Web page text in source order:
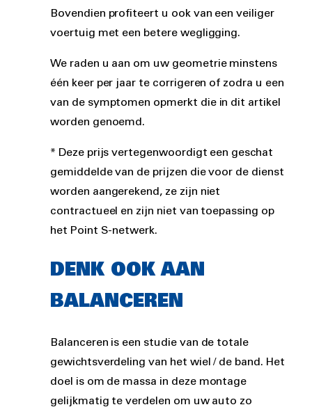
Bovendien profiteert u ook van een veiliger
voertuig met een betere wegligging.
We raden u aan om uw geometrie minstens
één keer per jaar te corrigeren of zodra u een
van de symptomen opmerkt die in dit artikel
worden genoemd.
* Deze prijs vertegenwoordigt een geschat
gemiddelde van de prijzen die voor de dienst
worden aangerekend, ze zijn niet
contractueel en zijn niet van toepassing op
het Point S-netwerk.
DENK OOK AAN
BALANCEREN
Balanceren is een studie van de totale
gewichtsverdeling van het wiel / de band. Het
doel is om de massa in deze montage
gelijkmatig te verdelen om uw auto zo